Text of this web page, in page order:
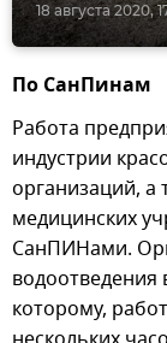
18 августа 2020,
По СанПинам
Работа
индустрии
организаций, а
медицинских
СанПИНами.
водоотведения
которому,